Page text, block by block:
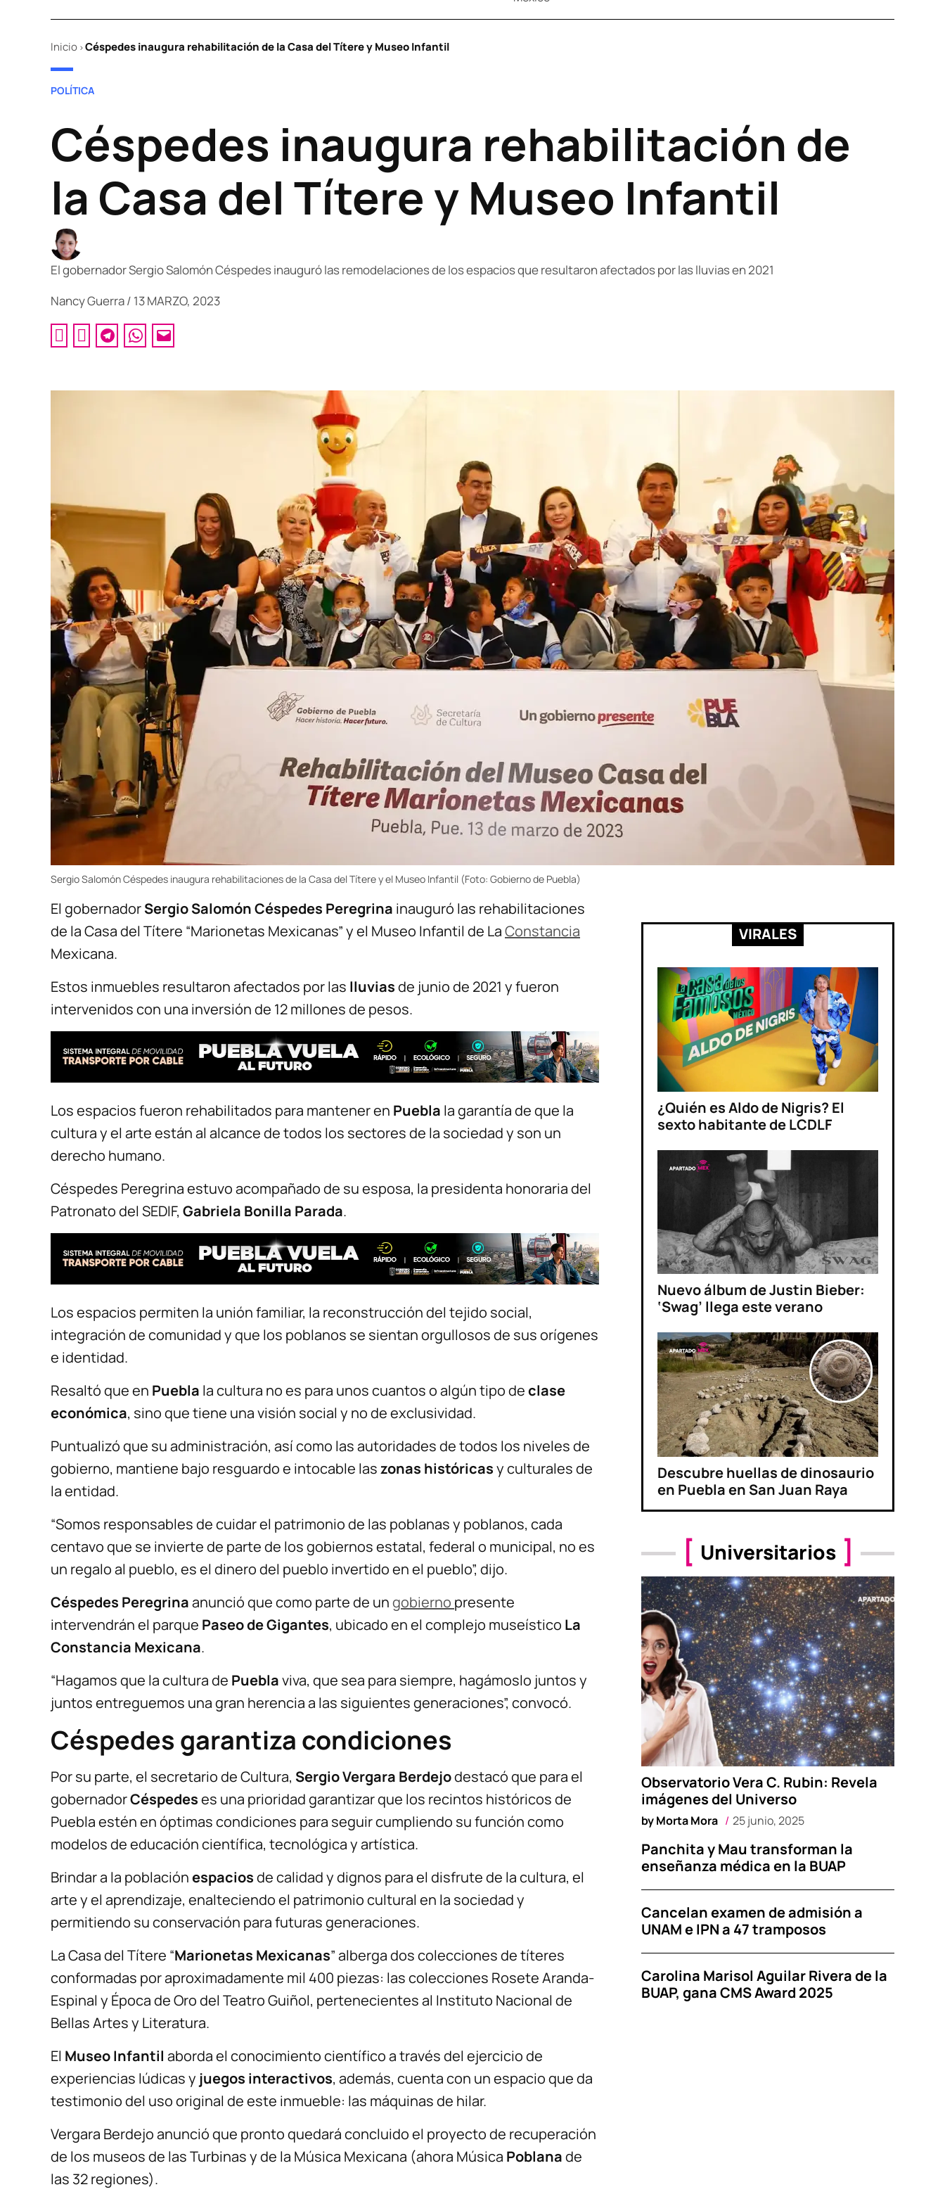
Inicio >Céspedes inaugura rehabilitación de la Casa del Títere y Museo Infantil
POSTED
POLÍTICA
Céspedes inaugura rehabilitación de
la Casa del Títere y Museo Infantil
El gobernador Sergio Salomón Céspedes inauguró las remodelaciones de los espacios que resultaron afectados por las lluvias en 2021
Nancy Guerra/ 13 MARZO, 2023
Sergio Salomón Céspedes inaugura rehabilitaciones de la Casa del Títere y el Museo Infantil (Foto: Gobierno de Puebla)
El gobernadorSergio Salomón Céspedes Peregrina inauguró las rehabilitaciones
de la Casa del Títere “Marionetas Mexicanas” y el Museo Infantil de LaConstancia
Mexicana.
Estos inmuebles resultaron afectados por las lluviasde junio de 2021 y fueron
intervenidos con una inversión de 12 millones de pesos.
Los espacios fueron rehabilitados para mantener en Puebla la garantía de que la
cultura y el arte están al alcance de todos los sectores de la sociedad y son un
derecho humano.
Céspedes Peregrina estuvo acompañado de su esposa, la presidenta honoraria del
Patronato del SEDIF, Gabriela Bonilla Parada.
Los espacios permiten la unión familiar, la reconstrucción del tejido social,
integración de comunidad y que los poblanos se sientan orgullosos de sus orígenes
e identidad.
Resaltó que en Puebla la cultura no es para unos cuantos o algún tipo declase
económica, sino que tiene una visión social y no de exclusividad.
Puntualizó que su administración, así como las autoridades de todos los niveles de
gobierno, mantiene bajo resguardo e intocable laszonas históricasy culturales de
la entidad.
“Somos responsables de cuidar el patrimonio de las poblanas y poblanos, cada
centavo que se invierte de parte de los gobiernos estatal, federal o municipal, no es
un regalo al pueblo, es el dinero del pueblo invertido en el pueblo”, dijo.
Céspedes Peregrinaanunció que como parte de ungobierno presente
intervendrán el parque Paseo de Gigantes, ubicado en el complejo museístico La
Constancia Mexicana.
“Hagamos que la cultura de Pueblaviva, que sea para siempre, hagámoslo juntos y
juntos entreguemos una gran herencia a las siguientes generaciones”, convocó.
Céspedes garantiza condiciones
Por su parte, el secretario de Cultura, Sergio Vergara Berdejodestacó que para el
gobernadorCéspedeses una prioridad garantizar que los recintos históricos de
Puebla estén en óptimas condiciones para seguir cumpliendo su función como
modelos de educación científica, tecnológica y artística.
Brindar a la poblaciónespaciosde calidad y dignos para el disfrute de la cultura, el
arte y el aprendizaje, enalteciendo el patrimonio cultural en la sociedad y
permitiendo su conservación para futuras generaciones.
La Casa del Títere “Marionetas Mexicanas” alberga dos colecciones de títeres
conformadas por aproximadamente mil 400 piezas: las colecciones Rosete Aranda-
Espinal y Época de Oro del Teatro Guiñol, pertenecientes al Instituto Nacional de
Bellas Artes y Literatura.
El Museo Infantil aborda el conocimiento científico a través del ejercicio de
experiencias lúdicas y juegos interactivos, además, cuenta con un espacio que da
testimonio del uso original de este inmueble: las máquinas de hilar.
Vergara Berdejo anunció que pronto quedará concluido el proyecto de recuperación
de los museos de las Turbinas y de la Música Mexicana (ahora Música Poblanade
las 32 regiones).
VIRALES
¿Quién es Aldo de Nigris? El
sexto habitante de LCDLF
Nuevo álbum de Justin Bieber:
‘Swag’ llega este verano
Descubre huellas de dinosaurio
en Puebla en San Juan Raya
Universitarios
Observatorio Vera C. Rubin: Revela
imágenes del Universo
byMorta Mora 25 junio, 2025
Panchita y Mau transforman la
enseñanza médica en la BUAP
Cancelan examen de admisión a
UNAM e IPN a 47 tramposos
Carolina Marisol Aguilar Rivera de la
BUAP, gana CMS Award 2025